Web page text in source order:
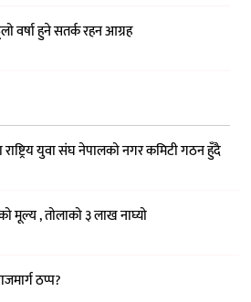
वर्षा हुने सतर्क रहन आग्रह
युवा संघ नेपालको नगर कमिटी गठन हुँदै
मूल्य , तोलाको ३ लाख नाघ्यो
ठप्प?